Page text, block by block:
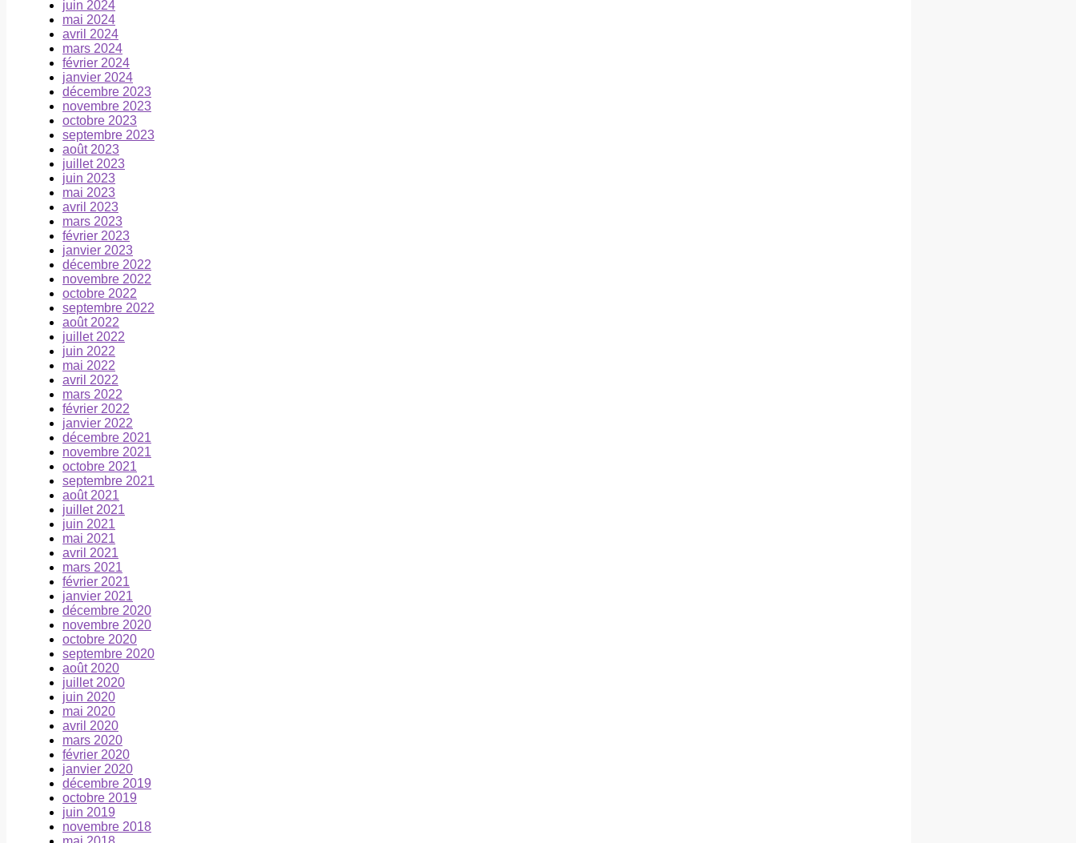
juin 2024
mai 2024
avril 2024
mars 2024
février 2024
janvier 2024
décembre 2023
novembre 2023
octobre 2023
septembre 2023
août 2023
juillet 2023
juin 2023
mai 2023
avril 2023
mars 2023
février 2023
janvier 2023
décembre 2022
novembre 2022
octobre 2022
septembre 2022
août 2022
juillet 2022
juin 2022
mai 2022
avril 2022
mars 2022
février 2022
janvier 2022
décembre 2021
novembre 2021
octobre 2021
septembre 2021
août 2021
juillet 2021
juin 2021
mai 2021
avril 2021
mars 2021
février 2021
janvier 2021
décembre 2020
novembre 2020
octobre 2020
septembre 2020
août 2020
juillet 2020
juin 2020
mai 2020
avril 2020
mars 2020
février 2020
janvier 2020
décembre 2019
octobre 2019
juin 2019
novembre 2018